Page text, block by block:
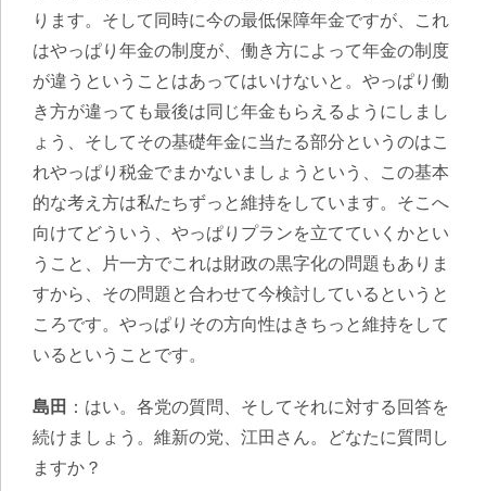
ります。そして同時に今の最低保障年金ですが、これ
はやっぱり年金の制度が、働き方によって年金の制度
が違うということはあってはいけないと。やっぱり働
き方が違っても最後は同じ年金もらえるようにしまし
ょう、そしてその基礎年金に当たる部分というのはこ
れやっぱり税金でまかないましょうという、この基本
的な考え方は私たちずっと維持をしています。そこへ
向けてどういう、やっぱりプランを立てていくかとい
うこと、片一方でこれは財政の黒字化の問題もありま
すから、その問題と合わせて今検討しているというと
ころです。やっぱりその方向性はきちっと維持をして
いるということです。
島田 ：はい。各党の質問、そしてそれに対する回答を
続けましょう。維新の党、江田さん。どなたに質問し
ますか？